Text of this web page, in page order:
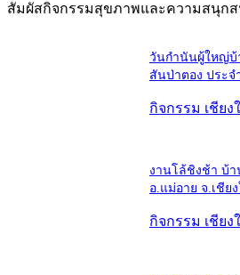
สัมผัสกิจกรรมสุขภาพและความสนุก
วันกำนันผู้ใหญ่บ้
สันป่าตอง ประจ
กิจกรรม เชียง
งานโล้ชิงช้า บ้า
อ.แม่อาย จ.เชีย
กิจกรรม เชียง